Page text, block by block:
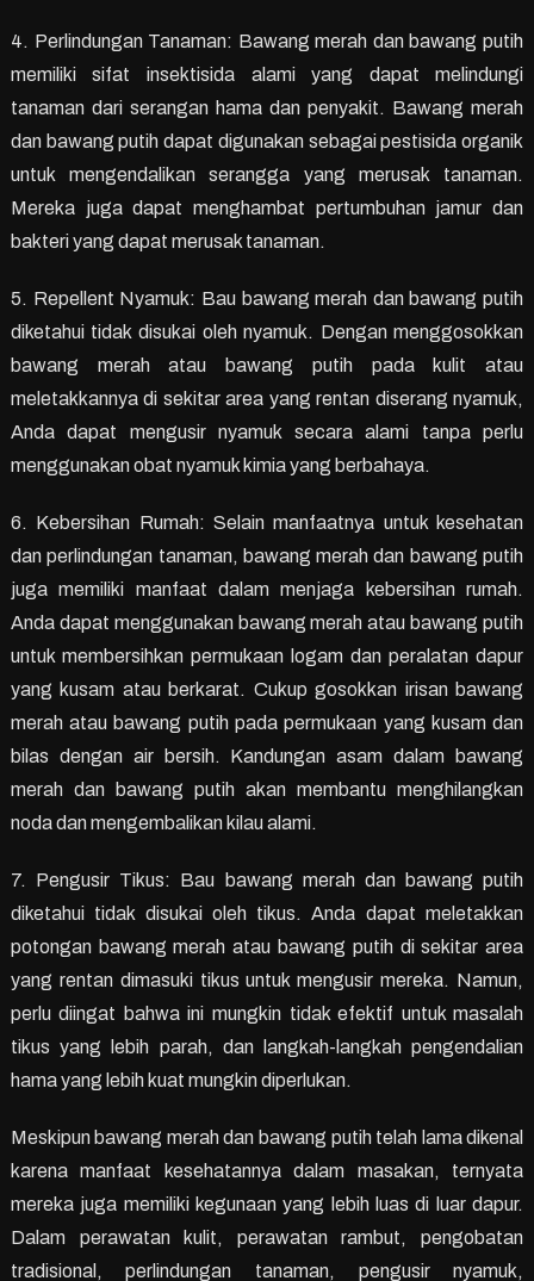
4. Perlindungan Tanaman: Bawang merah dan bawang putih
memiliki sifat insektisida alami yang dapat melindungi
tanaman dari serangan hama dan penyakit. Bawang merah
dan bawang putih dapat digunakan sebagai pestisida organik
untuk mengendalikan serangga yang merusak tanaman.
Mereka juga dapat menghambat pertumbuhan jamur dan
bakteri yang dapat merusak tanaman.
5. Repellent Nyamuk: Bau bawang merah dan bawang putih
diketahui tidak disukai oleh nyamuk. Dengan menggosokkan
bawang merah atau bawang putih pada kulit atau
meletakkannya di sekitar area yang rentan diserang nyamuk,
Anda dapat mengusir nyamuk secara alami tanpa perlu
menggunakan obat nyamuk kimia yang berbahaya.
6. Kebersihan Rumah: Selain manfaatnya untuk kesehatan
dan perlindungan tanaman, bawang merah dan bawang putih
juga memiliki manfaat dalam menjaga kebersihan rumah.
Anda dapat menggunakan bawang merah atau bawang putih
untuk membersihkan permukaan logam dan peralatan dapur
yang kusam atau berkarat. Cukup gosokkan irisan bawang
merah atau bawang putih pada permukaan yang kusam dan
bilas dengan air bersih. Kandungan asam dalam bawang
merah dan bawang putih akan membantu menghilangkan
noda dan mengembalikan kilau alami.
7. Pengusir Tikus: Bau bawang merah dan bawang putih
diketahui tidak disukai oleh tikus. Anda dapat meletakkan
potongan bawang merah atau bawang putih di sekitar area
yang rentan dimasuki tikus untuk mengusir mereka. Namun,
perlu diingat bahwa ini mungkin tidak efektif untuk masalah
tikus yang lebih parah, dan langkah-langkah pengendalian
hama yang lebih kuat mungkin diperlukan.
Meskipun bawang merah dan bawang putih telah lama dikenal
karena manfaat kesehatannya dalam masakan, ternyata
mereka juga memiliki kegunaan yang lebih luas di luar dapur.
Dalam perawatan kulit, perawatan rambut, pengobatan
tradisional, perlindungan tanaman, pengusir nyamuk,